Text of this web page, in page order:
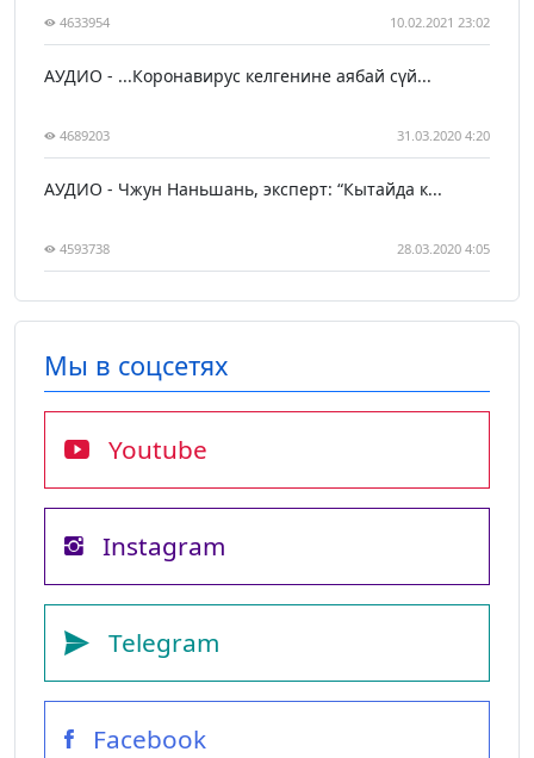
4633954 10.02.2021 23:02
АУДИО - ...Коронавирус келгенине аябай сүй...
4689203 31.03.2020 4:20
АУДИО - Чжун Наньшань, эксперт: “Кытайда к...
4593738 28.03.2020 4:05
Мы в соцсетях
Youtube
Instagram
Telegram
Facebook